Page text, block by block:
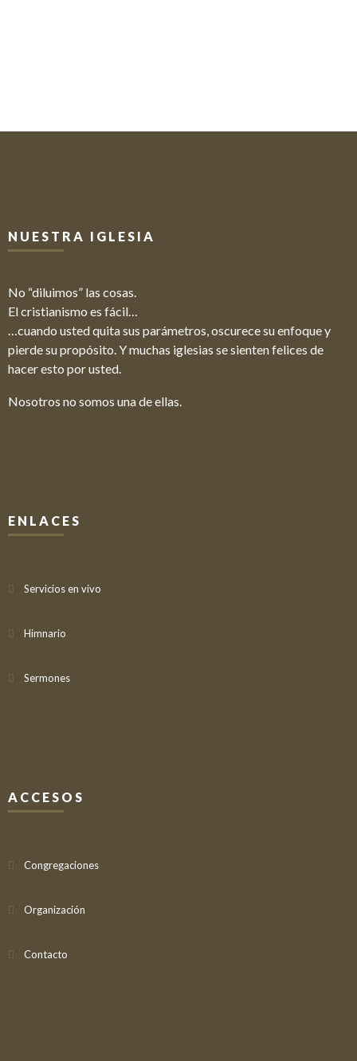
NUESTRA IGLESIA
No “diluimos” las cosas.
El cristianismo es fácil…
…cuando usted quita sus parámetros, oscurece su enfoque y
pierde su propósito. Y muchas iglesias se sienten felices de
hacer esto por usted.
Nosotros no somos una de ellas.
ENLACES
Servicios en vivo
Himnario
Sermones
ACCESOS
Congregaciones
Organización
Contacto